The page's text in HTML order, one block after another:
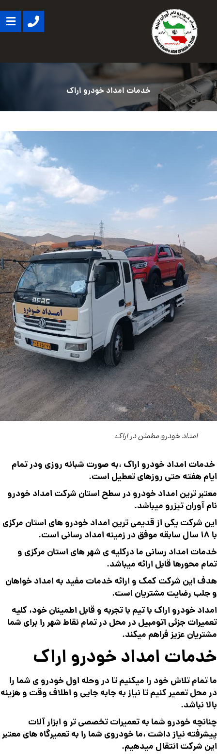
خدمات امداد خودرو اراک
امداد خودرو مطمئن در اراک
خدمات امداد خودرو اراک ،به صورت شبانه روزی ودر تمام
ایام هفته حتی روزهای تعطیل است.
معتبر ترین امداد خودرو در سطح استان شرکت امداد خودرو
نام آوران تیزرو میباشد.
این شرکت یکی از قدیمی ترین امداد خودرو های استان مرکزی
با 18 سال سابقه موفق در زمینه امداد رسانی است.
خدمات امداد رسانی ما درکلیه ی شهر های استان مرکزی و
تمام محورها قابل ارائه میباشد.
هدف این شرکت کمک و ارائه خدمات مفید به امداد خواهان
و جلب رضایت مشتریان است.
امداد خودرو اراک با تیم با تجربه و قابل اطمینان خود، کلیه
تعمیرات جزئی اتومبیل در محل در تمام نقاط شهر را برای شما
مشتریان عزیز فراهم میکند.
خدمات امداد خودرو اراک
ما تمام تلاش خود را میکنیم تا در وحله اول خودرو ی شما را
در محل تعمیر کنیم تا نیاز به جابه جایی و اطلاف وقت و هزینه
بالا نباشد.
چنانچه خودرو شما به تعمیرات تخصصی تر و ابزار آلات
پیشرفته نیاز داشت ،ما خودروی شما را به تعمیرگاه های معتبر
این شرکت انتقال میدهیم.